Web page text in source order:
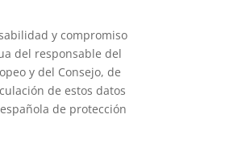
y compromiso
del responsable del
y del Consejo, de
de estos datos
de protección